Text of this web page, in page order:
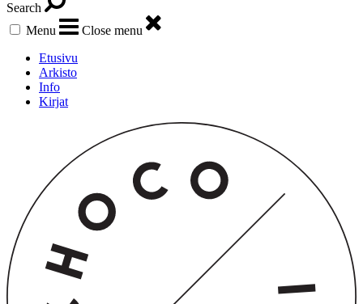
Search
Menu
Close menu
Etusivu
Arkisto
Info
Kirjat